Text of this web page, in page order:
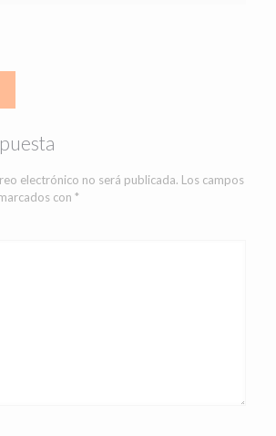
electrónico no será publicada. Los campos
con *